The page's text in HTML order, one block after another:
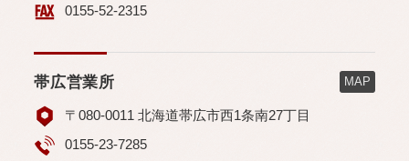
0155-52-2315
MAP
帯広営業所
〒080-0011 北海道帯広市西1条南27丁目
0155-23-7285